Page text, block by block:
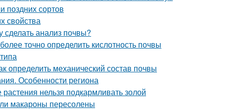
поздних сортов
свойства
анализ почвы?
точно определить кислотность почвы
определить механический состав почвы
Особенности региона
нельзя подкармливать золой
макароны пересолены